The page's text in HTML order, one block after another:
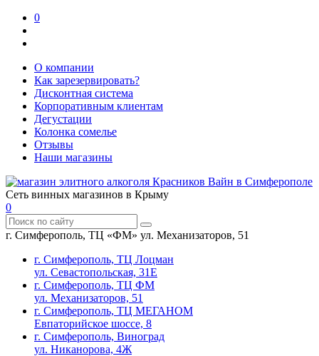
0
О компании
Как зарезервировать?
Дисконтная система
Корпоративным клиентам
Дегустации
Колонка сомелье
Отзывы
Наши магазины
Сеть винных магазинов в Крыму
0
г. Симферополь, ТЦ «ФМ» ул. Механизаторов, 51
г. Симферополь, ТЦ Лоцман
ул. Севастопольская, 31Е
г. Симферополь, ТЦ ФМ
ул. Механизаторов, 51
г. Симферополь, ТЦ МЕГАНОМ
Евпаторийское шоссе, 8
г. Симферополь, Виноград
ул. Никанорова, 4Ж